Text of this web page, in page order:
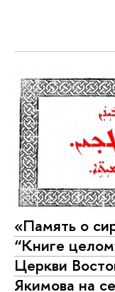
«Память о
“Книге
Церкви
Якимова на